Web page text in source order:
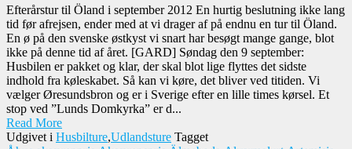
Efterårstur til Öland i september 2012 En hurtig beslutning ikke lang
tid før afrejsen, ender med at vi drager af på endnu en tur til Öland.
En ø på den svenske østkyst vi snart har besøgt mange gange, blot
ikke på denne tid af året. [GARD] Søndag den 9 september:
Husbilen er pakket og klar, der skal blot lige flyttes det sidste
indhold fra køleskabet. Så kan vi køre, det bliver ved titiden. Vi
vælger Øresundsbron og er i Sverige efter en lille times kørsel. Et
stop ved ”Lunds Domkyrka” er d...
Read More
Udgivet i Husbilture,Udlandsture Tagget